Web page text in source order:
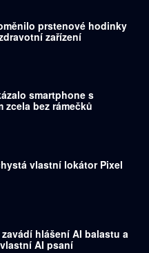
prstenové hodinky
zařízení
smartphone s
zcela bez rámečků
vlastní lokátor Pixel
hlášení AI balastu a
AI psaní